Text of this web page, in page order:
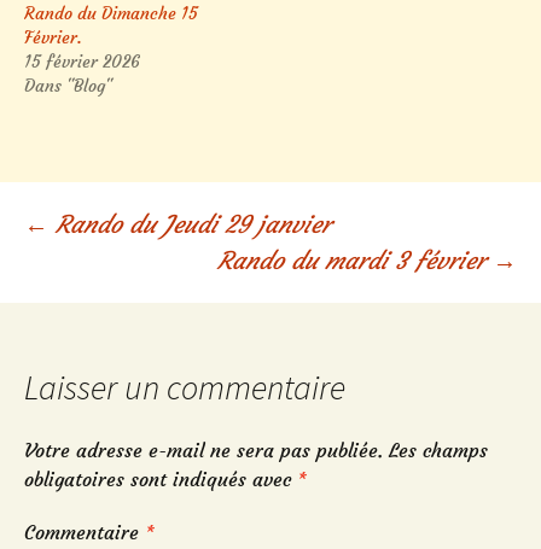
Rando du Dimanche 15
Février.
15 février 2026
Dans "Blog"
Navigation
des
articles
← Rando du Jeudi 29 janvier
Rando du mardi 3 février →
Laisser un commentaire
Votre adresse e-mail ne sera pas publiée. Les champs
obligatoires sont indiqués avec *
Commentaire *